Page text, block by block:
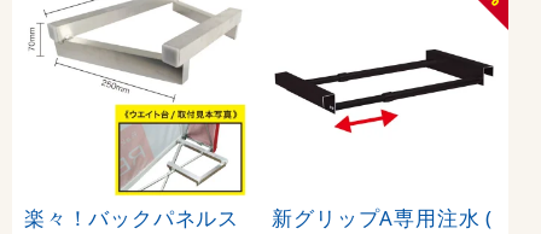
楽々！バックパネルス
新グリップA専用注水 (